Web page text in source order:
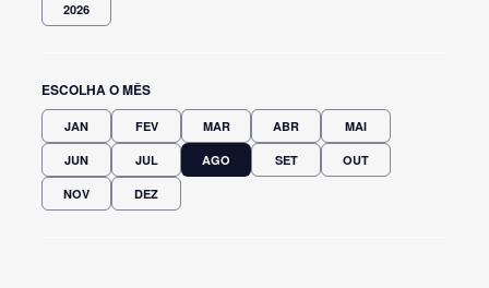
2026
ESCOLHA O MÊS
JAN FEV MAR ABR MAI
JUN JUL AGO SET OUT
NOV DEZ